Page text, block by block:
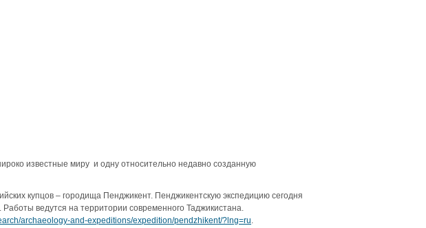
известные миру и одну относительно недавно созданную
купцов – городища Пенджикент. Пенджикентскую экспедицию сегодня
ведутся на территории современного Таджикистана.
archaeology-and-expeditions/expedition/pendzhikent/?lng=ru.